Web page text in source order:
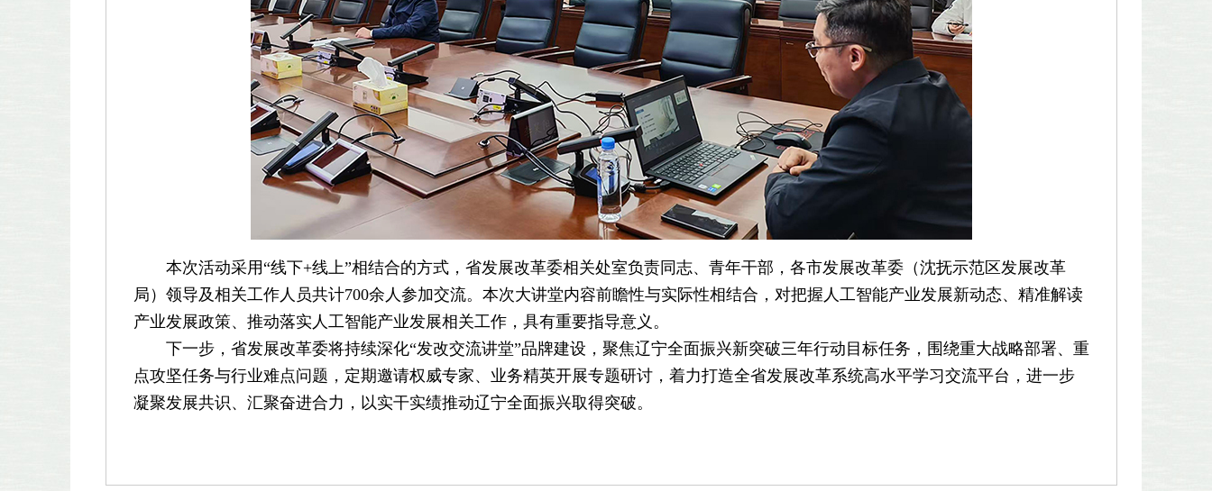
本次活动采用“线下+线上”相结合的方式，省发展改革委相关处室负责同志、青年干部，各市发展改革委（沈抚示范区发展改革
局）领导及相关工作人员共计700余人参加交流。本次大讲堂内容前瞻性与实际性相结合，对把握人工智能产业发展新动态、精准解读
产业发展政策、推动落实人工智能产业发展相关工作，具有重要指导意义。
下一步，省发展改革委将持续深化“发改交流讲堂”品牌建设，聚焦辽宁全面振兴新突破三年行动目标任务，围绕重大战略部署、重
点攻坚任务与行业难点问题，定期邀请权威专家、业务精英开展专题研讨，着力打造全省发展改革系统高水平学习交流平台，进一步
凝聚发展共识、汇聚奋进合力，以实干实绩推动辽宁全面振兴取得突破。